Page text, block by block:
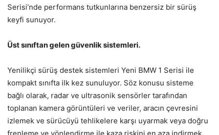
Serisi’nde performans tutkunlarına benzersiz bir sürüş
keyfi sunuyor.
Üst sınıftan gelen güvenlik sistemleri.
Yenilikçi sürüş destek sistemleri Yeni BMW 1 Serisi ile
kompakt sınıfta ilk kez sunuluyor. Söz konusu sisteme
bağlı olarak, radar ve ultrasonik sensörler tarafından
toplanan kamera görüntüleri ve veriler, aracın çevresini
izlemek ve sürücüyü tehlikelere karşı uyarmak veya doğru